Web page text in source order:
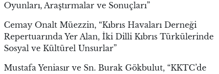
Oyunları, Araştırmalar ve Sonuçları”
Cemay Onalt Müezzin, “Kıbrıs Havaları Derneği
Repertuarında Yer Alan, İki Dilli Kıbrıs Türkülerinde
Sosyal ve Kültürel Unsurlar”
Mustafa Yeniasır ve Sn. Burak Gökbulut, “KKTC’de